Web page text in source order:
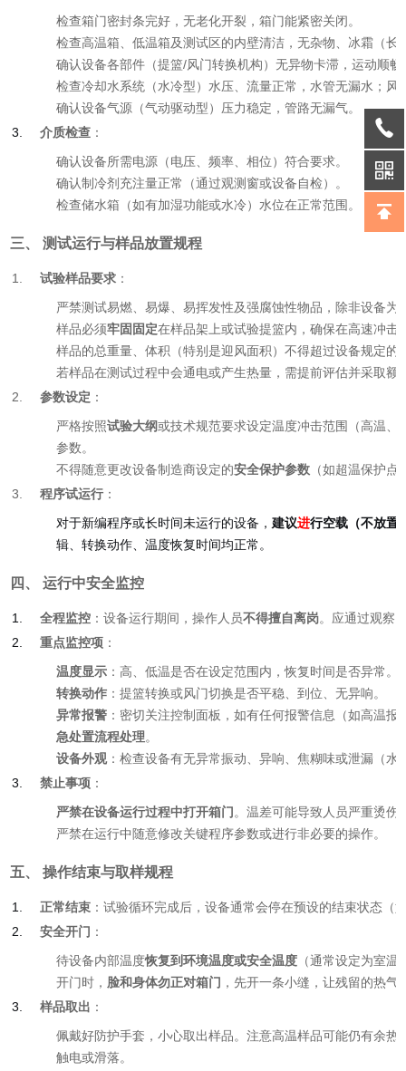
检查箱门密封条完好，无老化开裂，箱门能紧密关闭。
检查高温箱、低温箱及测试区的内壁清洁，无杂物、冰霜（长
确认设备各部件（提篮/风门转换机构）无异物卡滞，运动顺畅
检查冷却水系统（水冷型）水压、流量正常，水管无漏水；
确认设备气源（气动驱动型）压力稳定，管路无漏气。
介质检查 ：
确认设备所需电源（电压、频率、相位）符合要求。
确认制冷剂充注量正常（通过观测窗或设备自检）。
检查储水箱（如有加湿功能或水冷）水位在正常范围。
三、 测试运行与样品放置规程
试验样品要求 ：
严禁测试易燃、易爆、易挥发性及强腐蚀性物品，除非设备为
样品必须牢固固定在样品架上或试验提篮内，确保在高速冲
样品的总重量、体积（特别是迎风面积）不得超过设备规定的
若样品在测试过程中会通电或产生热量，需提前评估并采取额
参数设定 ：
严格按照试验大纲或技术规范要求设定温度冲击范围（高温
参数。
不得随意更改设备制造商设定的安全保护参数 （如超温保护
程序试运行 ：
对于新编程序或长时间未运行的设备，建议进行空载（不放置
辑、转换动作、温度恢复时间均正常。
四、 运行中安全监控
全程监控 ：设备运行期间，操作人员不得擅自离岗。应通过观察
重点监控项 ：
温度显示 ：高、低温是否在设定范围内，恢复时间是否异常。
转换动作 ：提篮转换或风门切换是否平稳、到位、无异响。
异常报警 ：密切关注控制面板，如有任何报警信息（如高温
急处置流程处理。
设备外观：检查设备有无异常振动、异响、焦糊味或泄漏（水
禁止事项 ：
严禁在设备运行过程中打开箱门。温差可能导致人员严重烫伤
严禁在运行中随意修改关键程序参数或进行非必要的操作。
五、 操作结束与取样规程
正常结束 ：试验循环完成后，设备通常会停在预设的结束状态（
安全开门 ：
待设备内部温度恢复到环境温度或安全温度 （通常设定为室
开门时， 脸和身体勿正对箱门 ，先开一条小缝，让残留的热
样品取出 ：
佩戴好防护手套，小心取出样品。注意高温样品可能仍有余
触电或滑落。